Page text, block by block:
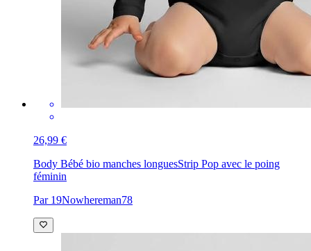
26,99 €
Body Bébé bio manches longuesStrip Pop avec le poing
féminin
Par 19Nowhereman78